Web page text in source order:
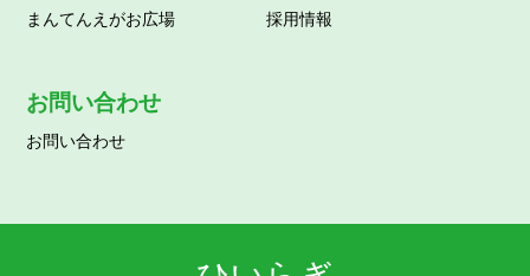
まんてんえがお広場 採用情報
お問い合わせ
お問い合わせ